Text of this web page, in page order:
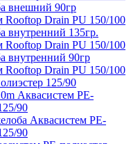
внешний 90гр
Rooftop Drain PU 150/100
внутренний 135гр.
Rooftop Drain PU 150/100
внутренний 90гр
Rooftop Drain PU 150/100
125/90
Аквасистем PE-
90
Аквасистем PE-
90